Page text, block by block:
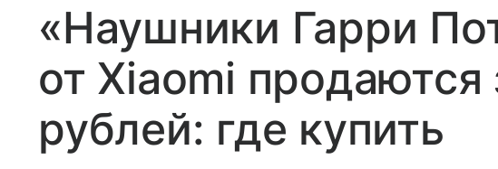
«Наушники Гарри
от Xiaomi продаются
рублей: где купить